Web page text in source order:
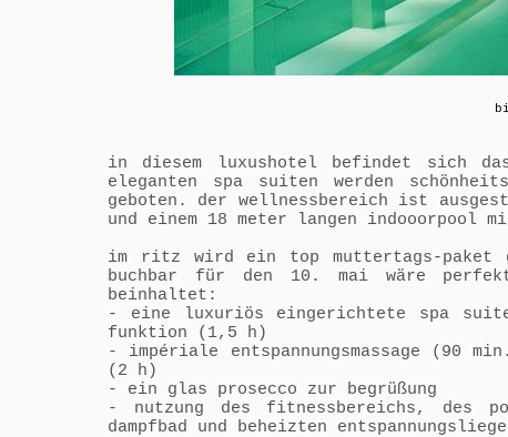
in diesem luxushotel befindet sich
eleganten spa suiten werden
geboten. der wellnessbereich ist
und einem 18 meter langen indooorpool
im ritz wird ein top muttertags-paket
buchbar für den 10. mai wäre
beinhaltet:
- eine luxuriös eingerichtete spa suite
funktion (1,5 h)
- impériale entspannungsmassage (90
(2 h)
- ein glas prosecco zur begrüßung
- nutzung des fitnessbereichs, des
dampfbad und beheizten